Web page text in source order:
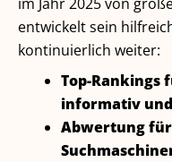
entwickelt sein
kontinuierlich weiter:
Top-Rankings
informativ
Abwertung